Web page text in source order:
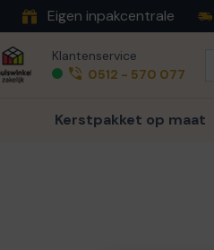
Eigen inpakcentrale
Klantenservice
0512 - 570 077
Kerstpakket op maat